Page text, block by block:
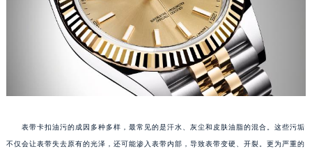
表带卡扣油污的成因多种多样，最常见的是汗水、灰尘和皮肤油脂的混合。这些污垢
不仅会让表带失去原有的光泽，还可能渗入表带内部，导致表带变硬、开裂。更为严重的